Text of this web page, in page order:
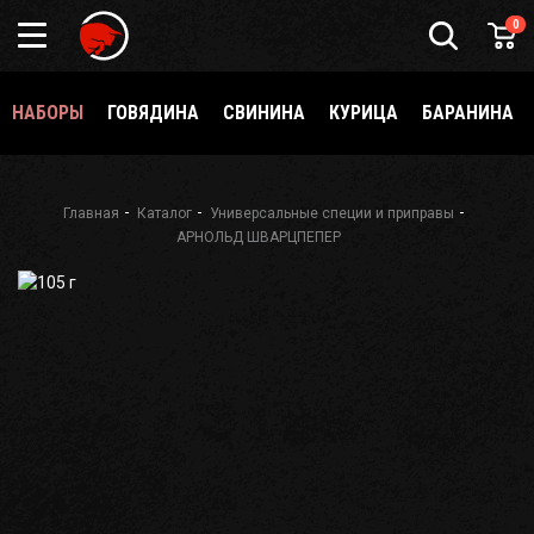
0
НАБОРЫ ГОВЯДИНА СВИНИНА КУРИЦА БАРАНИНА
Подарочный
сертификат
и
Главная Каталог
Универсальные специи и приправы
АРНОЛЬД ШВАРЦПЕПЕР